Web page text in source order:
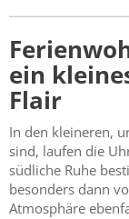
ein
Flair
In den kleineren,
sind, laufen die
südliche Ruhe
besonders dann
Atmosphäre